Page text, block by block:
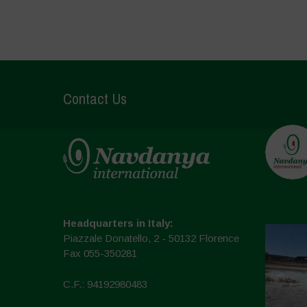
Contact Us
Headquarters in Italy:
Piazzale Donatello, 2 - 50132 Florence
Fax 055-350281
C.F.: 94192980483